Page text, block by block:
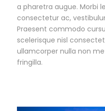
a pharetra augue. Morbi
consectetur ac,
Praesent commodo
scelerisque nisl
ullamcorper nulla non
fringilla.